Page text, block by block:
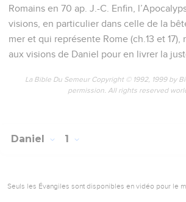
Romains en 70 ap. J.-C. Enfin,
visions, en particulier dans celle de la
mer et qui représente Rome (ch.13 et 17),
aux visions de Daniel pour en livrer la
La Bible Du Semeur Copyright © 1992, 1999 by
permission. All rights reserved
Daniel 1
Seuls les Évangiles sont disponibles en vidéo pour le